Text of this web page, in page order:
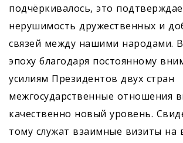
подчёркивалось, это
нерушимость дружественных и
связей между нашими народами.
эпоху благодаря постоянному
усилиям Президентов двух стран
межгосударственные отношения
качественно новый уровень.
тому служат взаимные визиты на